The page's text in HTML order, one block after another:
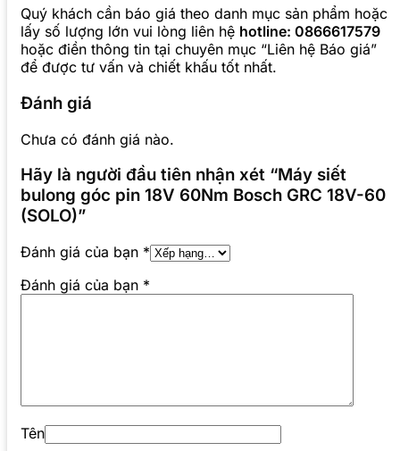
Quý khách cần báo giá theo danh mục sản phẩm hoặc
lấy số lượng lớn vui lòng liên hệ hotline: 0866617579
hoặc điền thông tin tại chuyên mục “Liên hệ Báo giá”
để được tư vấn và chiết khấu tốt nhất.
Đánh giá
Chưa có đánh giá nào.
Hãy là người đầu tiên nhận xét “Máy siết
bulong góc pin 18V 60Nm Bosch GRC 18V-60
(SOLO)”
Đánh giá của bạn *
Đánh giá của bạn *
Tên